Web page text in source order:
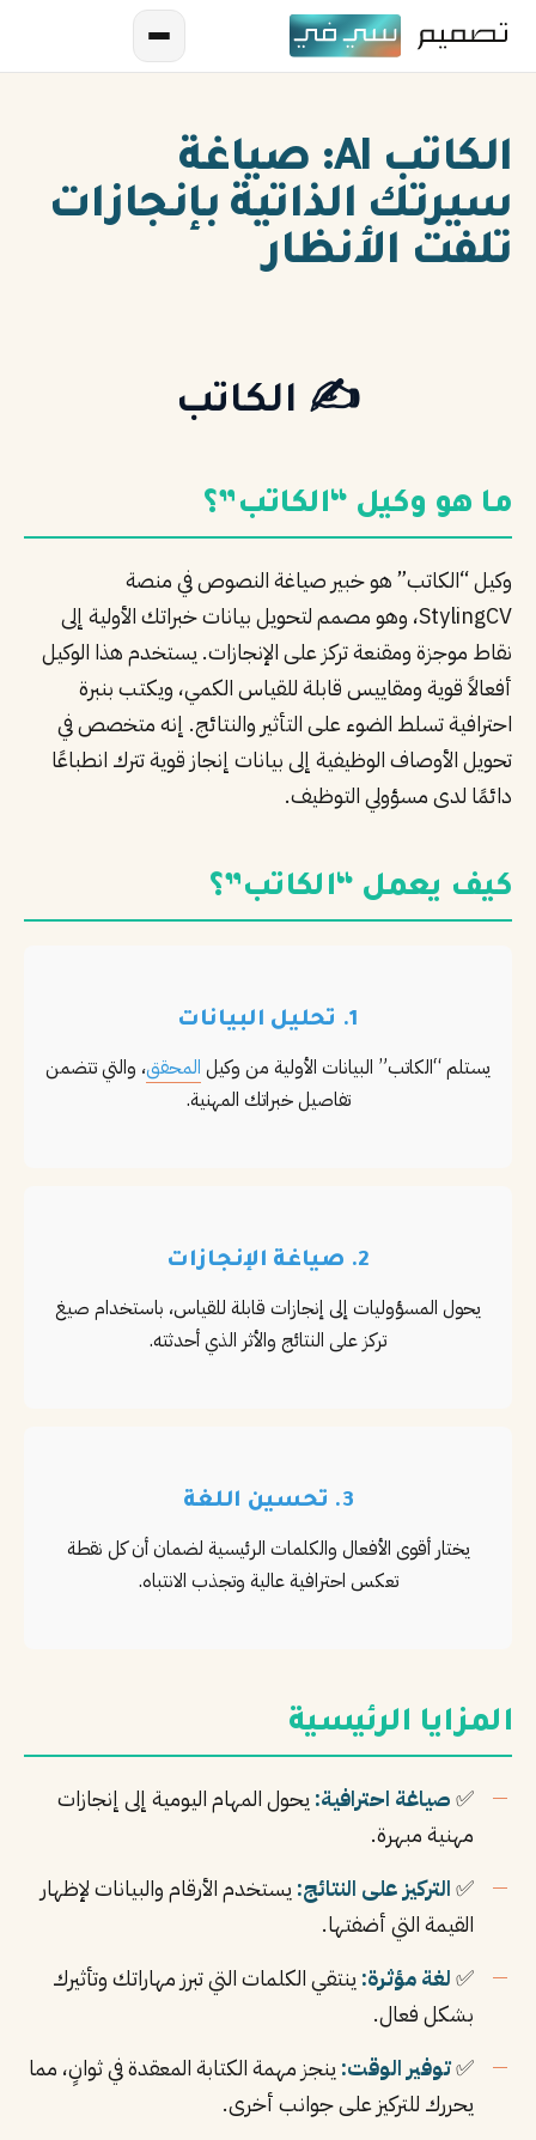
ES
TL
TR
الكاتب AI: صياغة
سيرتك الذاتية بإنجازات
تلفت الأنظار
✍️ الكاتب
ما هو وكيل “الكاتب”؟
وكيل “الكاتب” هو خبير صياغة النصوص في منصة
StylingCV، وهو مصمم لتحويل بيانات خبراتك الأولية إلى
نقاط موجزة ومقنعة تركز على الإنجازات. يستخدم هذا الوكيل
أفعالاً قوية ومقاييس قابلة للقياس الكمي، ويكتب بنبرة
احترافية تسلط الضوء على التأثير والنتائج. إنه متخصص في
تحويل الأوصاف الوظيفية إلى بيانات إنجاز قوية تترك انطباعًا
دائمًا لدى مسؤولي التوظيف.
كيف يعمل “الكاتب”؟
1. تحليل البيانات
يستلم “الكاتب” البيانات الأولية من وكيل المحقق، والتي تتضمن
تفاصيل خبراتك المهنية.
2. صياغة الإنجازات
يحول المسؤوليات إلى إنجازات قابلة للقياس، باستخدام صيغ
تركز على النتائج والأثر الذي أحدثته.
3. تحسين اللغة
يختار أقوى الأفعال والكلمات الرئيسية لضمان أن كل نقطة
تعكس احترافية عالية وتجذب الانتباه.
المزايا الرئيسية
✅صياغة احترافية: يحول المهام اليومية إلى إنجازات
مهنية مبهرة.
✅التركيز على النتائج: يستخدم الأرقام والبيانات لإظهار
القيمة التي أضفتها.
✅لغة مؤثرة: ينتقي الكلمات التي تبرز مهاراتك وتأثيرك
بشكل فعال.
✅توفير الوقت: ينجز مهمة الكتابة المعقدة في ثوانٍ، مما
يحررك للتركيز على جوانب أخرى.